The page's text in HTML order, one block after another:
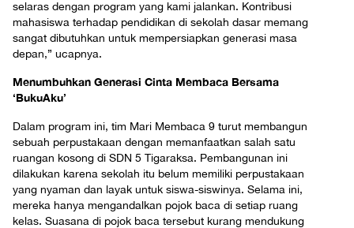
selaras dengan program yang kami jalankan. Kontribusi
mahasiswa terhadap pendidikan di sekolah dasar memang
sangat dibutuhkan untuk mempersiapkan generasi masa
depan,” ucapnya.
Menumbuhkan Generasi Cinta Membaca Bersama
‘BukuAku’
Dalam program ini, tim Mari Membaca 9 turut membangun
sebuah perpustakaan dengan memanfaatkan salah satu
ruangan kosong di SDN 5 Tigaraksa. Pembangunan ini
dilakukan karena sekolah itu belum memiliki perpustakaan
yang nyaman dan layak untuk siswa-siswinya. Selama ini,
mereka hanya mengandalkan pojok baca di setiap ruang
kelas. Suasana di pojok baca tersebut kurang mendukung